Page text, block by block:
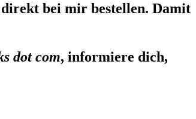
bei mir bestellen. Damit
dot com, informiere dich,